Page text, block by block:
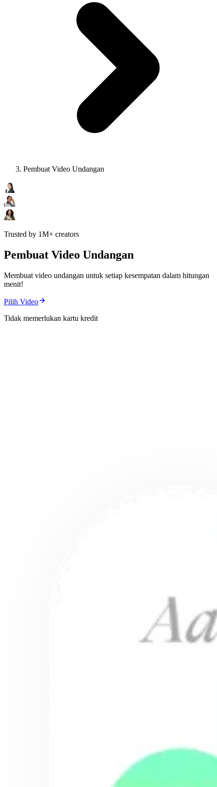
Pembuat Video Undangan
Trusted by 1M+ creators
Pembuat Video Undangan
Membuat video undangan untuk setiap kesempatan dalam hitungan
menit!
Pilih Video
Tidak memerlukan kartu kredit